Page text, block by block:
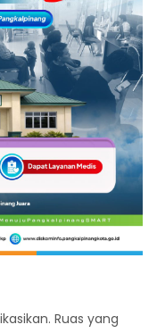
Ruas yang